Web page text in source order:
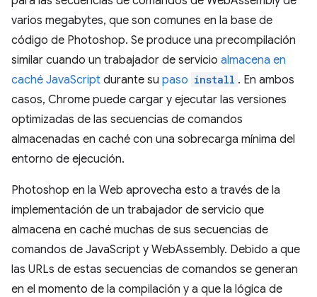
varios megabytes, que son comunes en la base de
código de Photoshop. Se produce una precompilación
similar cuando un trabajador de servicio almacena en
caché JavaScript durante su paso install . En ambos
casos, Chrome puede cargar y ejecutar las versiones
optimizadas de las secuencias de comandos
almacenadas en caché con una sobrecarga mínima del
entorno de ejecución.
Photoshop en la Web aprovecha esto a través de la
implementación de un trabajador de servicio que
almacena en caché muchas de sus secuencias de
comandos de JavaScript y WebAssembly. Debido a que
las URLs de estas secuencias de comandos se generan
en el momento de la compilación y a que la lógica de